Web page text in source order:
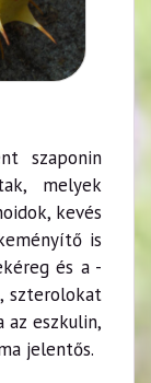
szaponin
melyek
kevés
is
és a -
szterolokat
eszkulin,
jelentős.